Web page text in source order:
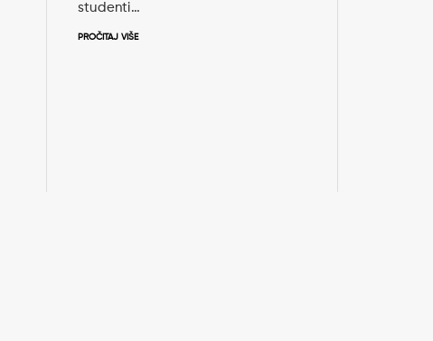
studenti…
PROČITAJ VIŠE